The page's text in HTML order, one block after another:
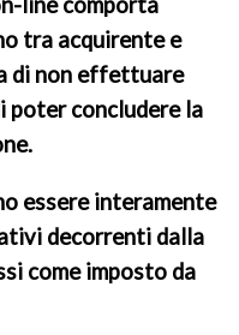
tra acquirente e
di non effettuare
poter concludere la
essere interamente
decorrenti dalla
come imposto da